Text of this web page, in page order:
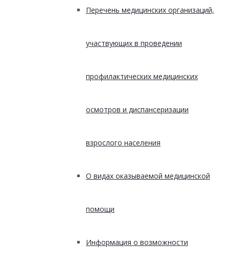
Перечень медицинских организаций,
участвующих в проведении
профилактических медицинских
осмотров и диспансеризации
взрослого населения
О видах оказываемой медицинской
помощи
Информация о возможности